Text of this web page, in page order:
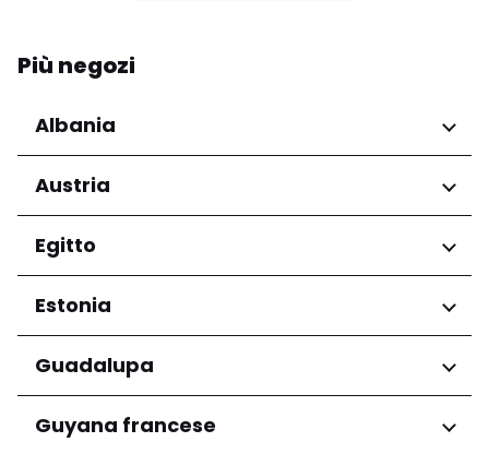
Più negozi
Albania
Regioni
Qarku i Tiranës
Austria
Regioni
Niederösterreich
Salzburg
Wien
Egitto
Regioni
Governatorato del Cairo
Estonia
Regioni
Harju maakond
Tartu maakond
Guadalupa
Regioni
Guyana francese